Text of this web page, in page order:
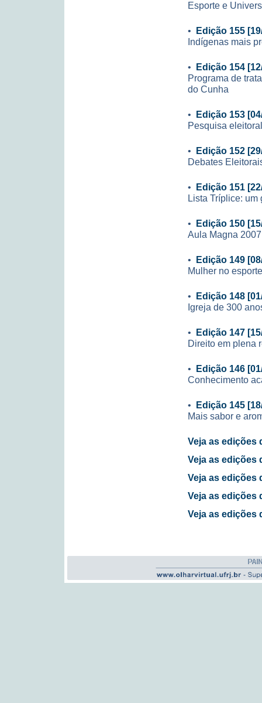
Esporte e
• Edição 155
Indígenas mais
• Edição 154
Programa de
do Cunha
• Edição 153
Pesquisa
• Edição 152
Debates
• Edição 151
Lista Tríplice:
• Edição 150
Aula Magna 2007
• Edição 149
Mulher no
• Edição 148
Igreja de 300
• Edição 147
Direito em plena
• Edição 146
Conhecimento
• Edição 145
Mais sabor e
Veja as edições
Veja as edições
Veja as edições
Veja as edições
Veja as edições